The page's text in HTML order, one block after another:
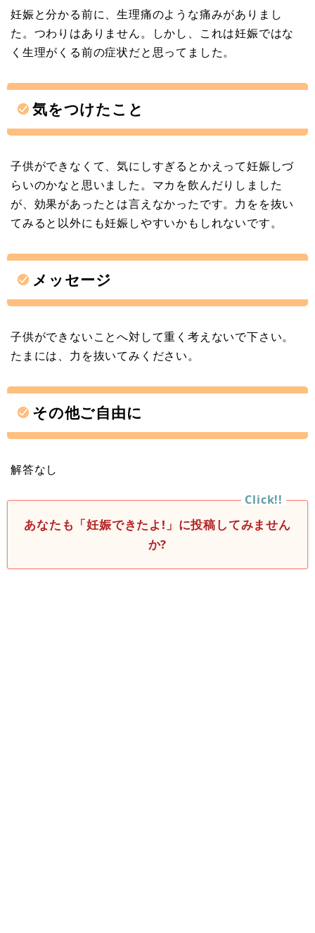
妊娠と分かる前に、生理痛のような痛みがありまし
た。つわりはありません。しかし、これは妊娠ではな
く生理がくる前の症状だと思ってました。
気をつけたこと
子供ができなくて、気にしすぎるとかえって妊娠しづ
らいのかなと思いました。マカを飲んだりしました
が、効果があったとは言えなかったです。力をを抜い
てみると以外にも妊娠しやすいかもしれないです。
メッセージ
子供ができないことへ対して重く考えないで下さい。
たまには、力を抜いてみください。
その他ご自由に
解答なし
あなたも「妊娠できたよ!」に投稿してみません
か?